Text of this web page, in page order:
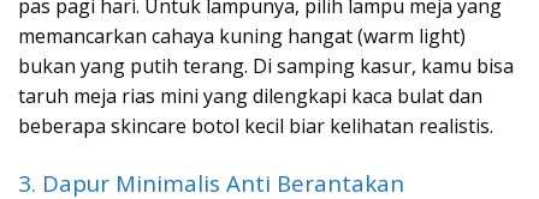
pas pagi hari. Untuk lampunya, pilih lampu meja yang
memancarkan cahaya kuning hangat (warm light)
bukan yang putih terang. Di samping kasur, kamu bisa
taruh meja rias mini yang dilengkapi kaca bulat dan
beberapa skincare botol kecil biar kelihatan realistis.
3. Dapur Minimalis Anti Berantakan